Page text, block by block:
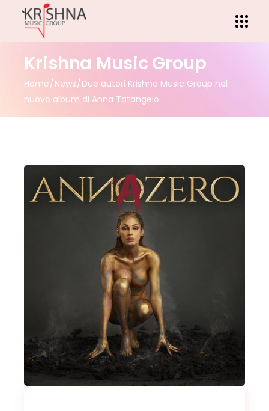
Krishna Music Group
Home News Due autori Krishna Music Group nel
nuovo album di Anna Tatangelo